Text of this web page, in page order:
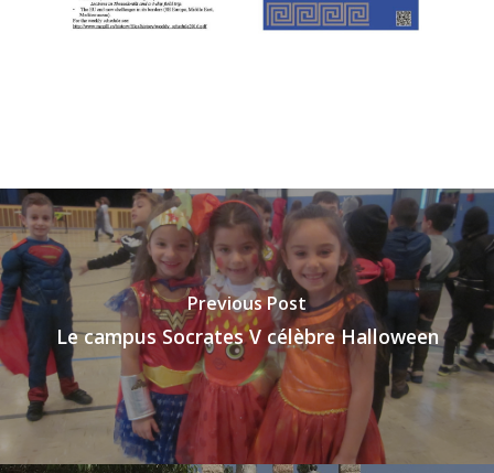
Previous Post
Le campus Socrates V célèbre Halloween